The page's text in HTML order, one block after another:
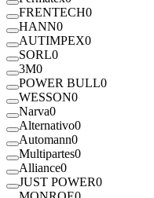
FRENTECH0
HANN0
AUTIMPEX0
SORL0
3M0
POWER BULL0
WESSON0
Narva0
Alternativo0
Automann0
Multipartes0
Alliance0
JUST POWER0